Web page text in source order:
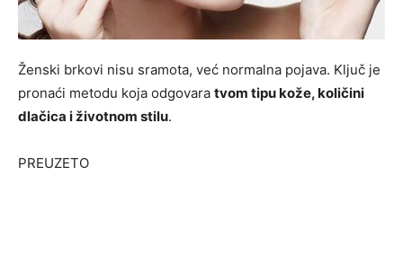
Ženski brkovi nisu sramota, već normalna pojava. Ključ je
pronaći metodu koja odgovara tvom tipu kože, količini
dlačica i životnom stilu.
PREUZETO